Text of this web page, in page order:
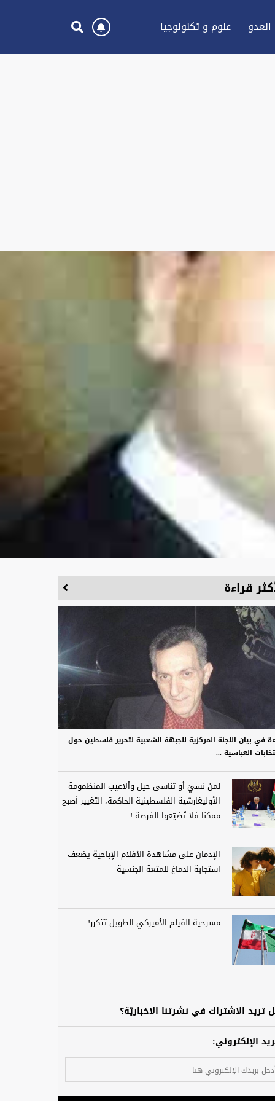
علوم و تكنولوجيا
قراءة
في بيان اللجنة المركزية للجبهة الشعبية لتحرير فلسطين حول
العباسية ...
لمن نسيَ أو تناسى حيل وألاعيب المنظمومة
الأوليغارشية الفلسطينية الحاكمة، التغيير أصبح
ممكنا فلا تُضيّعوا الفرصة !
الإدمان على مشاهدة الأفلام الإباحية يضعف
استجابة الدماغ للمتعة الجنسية
مسرحية الفيلم الأميركي الطويل تتكرر!
تريد الاشتراك في نشرتنا الاخباريّة؟
الإلكتروني: